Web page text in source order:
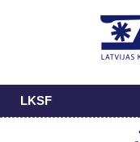
LKSF